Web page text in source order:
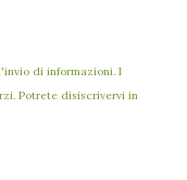
di informazioni. I
Potrete disiscrivervi in